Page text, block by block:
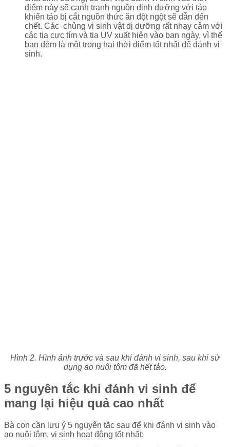
điểm này sẽ cạnh tranh nguồn dinh dưỡng với tảo
khiến tảo bị cắt nguồn thức ăn đột ngột sẽ dẫn đến
chết. Các chủng vi sinh vật dị dưỡng rất nhạy cảm với
các tia cực tím và tia UV xuất hiện vào ban ngày, vì thế
ban đêm là một trong hai thời điểm tốt nhất để đánh vi
sinh.
Hình 2. Hình ảnh trước và sau khi đánh vi sinh, sau khi sử
dụng ao nuôi tôm đã hết tảo.
5 nguyên tắc khi đánh vi sinh để
mang lại hiệu quả cao nhất
Bà con cần lưu ý 5 nguyên tắc sau để khi đánh vi sinh vào
ao nuôi tôm, vi sinh hoạt động tốt nhất: